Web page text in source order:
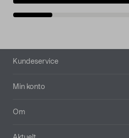
Bunntekst
Kundeservice
Min konto
Om